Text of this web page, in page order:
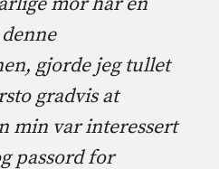
gjorde jeg tullet
gradvis at
min var interessert
passord for